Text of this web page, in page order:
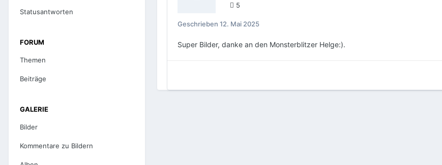
Statusantworten
FORUM
Themen
Beiträge
GALERIE
Bilder
Kommentare zu Bildern
5
Geschrieben 12. Mai 2025
Super Bilder, danke an den Monsterblitzer Helge:).